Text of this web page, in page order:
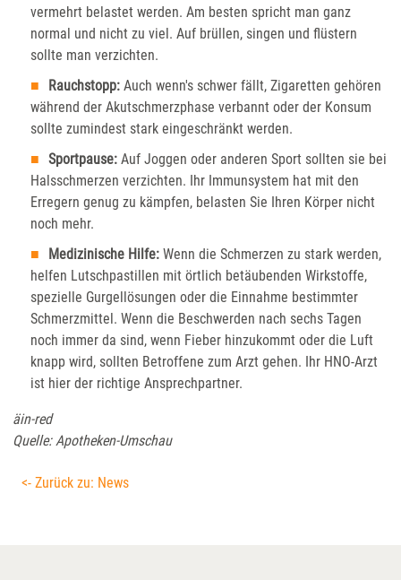
vermehrt belastet werden. Am besten spricht man ganz
normal und nicht zu viel. Auf brüllen, singen und flüstern
sollte man verzichten.
Rauchstopp: Auch wenn's schwer fällt, Zigaretten gehören
während der Akutschmerzphase verbannt oder der Konsum
sollte zumindest stark eingeschränkt werden.
Sportpause:Auf Joggen oder anderen Sport sollten sie bei
Halsschmerzen verzichten. Ihr Immunsystem hat mit den
Erregern genug zu kämpfen, belasten Sie Ihren Körper nicht
noch mehr.
Medizinische Hilfe:Wenn die Schmerzen zu stark werden,
helfen Lutschpastillen mit örtlich betäubenden Wirkstoffe,
spezielle Gurgellösungen oder die Einnahme bestimmter
Schmerzmittel. Wenn die Beschwerden nach sechs Tagen
noch immer da sind, wenn Fieber hinzukommt oder die Luft
knapp wird, sollten Betroffene zum Arzt gehen. Ihr HNO-Arzt
ist hier der richtige Ansprechpartner.
äin-red
Quelle: Apotheken-Umschau
<- Zurück zu: News